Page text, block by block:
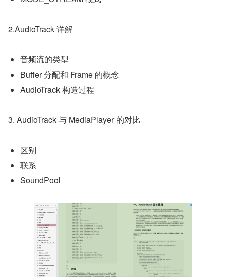
2.AudioTrack 详解
音频流的类型
Buffer 分配和 Frame 的概念
AudioTrack 构造过程
3. AudioTrack 与 MediaPlayer 的对比
区别
联系
SoundPool